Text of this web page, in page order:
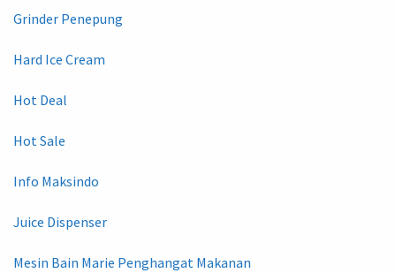
Grinder Penepung
Hard Ice Cream
Hot Deal
Hot Sale
Info Maksindo
Juice Dispenser
Mesin Bain Marie Penghangat Makanan